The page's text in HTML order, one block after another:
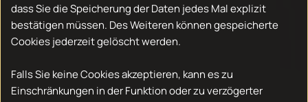
dass Sie die Speicherung der Daten jedes Mal explizit
bestätigen müssen. Des Weiteren können gespeicherte
Cookies jederzeit gelöscht werden.
Falls Sie keine Cookies akzeptieren, kann es zu
Einschränkungen in der Funktion oder zu verzögerter